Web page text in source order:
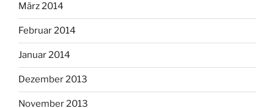
März 2014
Februar 2014
Januar 2014
Dezember 2013
November 2013